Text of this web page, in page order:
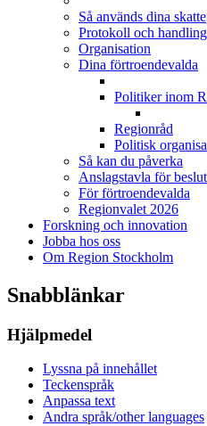
Så används dina
Protokoll och
Organisation
Dina förtroendevalda
Politiker inom
Regionråd
Politisk
Så kan du påverka
Anslagstavla för
För förtroendevalda
Regionvalet 2026
Forskning och innovation
Jobba hos oss
Om Region Stockholm
Snabblänkar
Hjälpmedel
Lyssna på innehållet
Teckenspråk
Anpassa text
Andra språk/other languages